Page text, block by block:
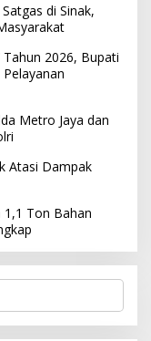
di Sinak,
2026, Bupati
Metro Jaya dan
Atasi Dampak
Ton Bahan